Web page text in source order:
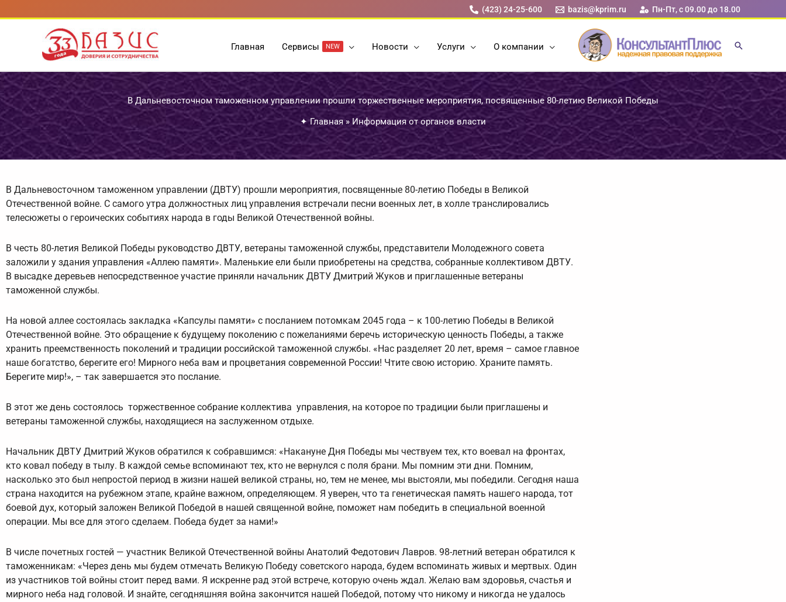
к
содержимому
(423) 24-25-600 bazis@kprim.ru Пн-Пт, с 09.00 до 18.00
Главная Cервисы NEW Новости Услуги О компании
В Дальневосточном таможенном управлении прошли торжественные мероприятия, посвященные 80-летию Великой Победы
✦ Главная » Информация от органов власти
В Дальневосточном таможенном управлении (ДВТУ) прошли мероприятия, посвященные 80-летию Победы в Великой
Отечественной войне. С самого утра должностных лиц управления встречали песни военных лет, в холле транслировались
телесюжеты о героических событиях народа в годы Великой Отечественной войны.
В честь 80-летия Великой Победы руководство ДВТУ, ветераны таможенной службы, представители Молодежного совета
заложили у здания управления «Аллею памяти». Маленькие ели были приобретены на средства, собранные коллективом ДВТУ.
В высадке деревьев непосредственное участие приняли начальник ДВТУ Дмитрий Жуков и приглашенные ветераны
таможенной службы.
На новой аллее состоялась закладка «Капсулы памяти» с посланием потомкам 2045 года – к 100-летию Победы в Великой
Отечественной войне. Это обращение к будущему поколению с пожеланиями беречь историческую ценность Победы, а также
хранить преемственность поколений и традиции российской таможенной службы. «Нас разделяет 20 лет, время – самое главное
наше богатство, берегите его! Мирного неба вам и процветания современной России! Чтите свою историю. Храните память.
Берегите мир!», – так завершается это послание.
В этот же день состоялось торжественное собрание коллектива управления, на которое по традиции были приглашены и
ветераны таможенной службы, находящиеся на заслуженном отдыхе.
Начальник ДВТУ Дмитрий Жуков обратился к собравшимся: «Накануне Дня Победы мы чествуем тех, кто воевал на фронтах,
кто ковал победу в тылу. В каждой семье вспоминают тех, кто не вернулся с поля брани. Мы помним эти дни. Помним,
насколько это был непростой период в жизни нашей великой страны, но, тем не менее, мы выстояли, мы победили. Сегодня наша
страна находится на рубежном этапе, крайне важном, определяющем. Я уверен, что та генетическая память нашего народа, тот
боевой дух, который заложен Великой Победой в нашей священной войне, поможет нам победить в специальной военной
операции. Мы все для этого сделаем. Победа будет за нами!»
В числе почетных гостей — участник Великой Отечественной войны Анатолий Федотович Лавров. 98-летний ветеран обратился к
таможенникам: «Через день мы будем отмечать Великую Победу советского народа, будем вспоминать живых и мертвых. Один
из участников той войны стоит перед вами. Я искренне рад этой встрече, которую очень ждал. Желаю вам здоровья, счастья и
мирного неба над головой. И знайте, сегодняшняя война закончится нашей Победой, потому что никому и никогда не удалось